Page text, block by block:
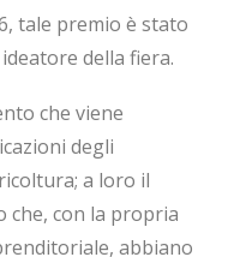
tale premio è stato
ideatore della fiera.
che viene
degli
a loro il
che, con la propria
abbiano